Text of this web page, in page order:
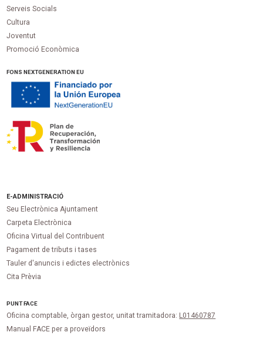
Serveis Socials
Cultura
Joventut
Promoció Econòmica
FONS NEXTGENERATION EU
E-ADMINISTRACIÓ
Seu Electrònica Ajuntament
Carpeta Electrònica
Oficina Virtual del Contribuent
Pagament de tributs i tases
Tauler d'anuncis i edictes electrònics
Cita Prèvia
PUNTFACE
Oficina comptable, òrgan gestor, unitat tramitadora: L01460787
Manual FACE per a proveïdors